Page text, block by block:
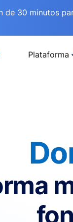
de 30 minutos
Plataforma